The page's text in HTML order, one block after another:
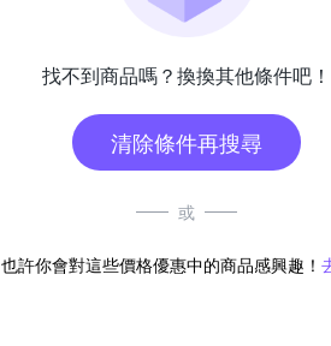
找不到商品嗎？換換其他條件吧！
清除條件再搜尋
或
也許你會對這些價格優惠中的商品感興趣！